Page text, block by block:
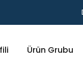
Ürün Grubu